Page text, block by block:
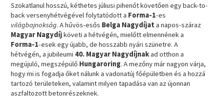
Szokatlanul hosszú, kéthetes júliusi pihenőt követően egy back-to-
back versenyhétvégével folytatódott a Forma-1-es
világbajnokság. A hűvös-esős Belga Nagydíjat a napos-száraz
Magyar Nagydíjköveti a hétvégén, mielőtt elmennének a
Forma-1-esek egy újabb, de hosszabb nyári szünetre. A
hétvégén, a jubileumi 40. Magyar Nagydíjnakad otthon a
megújuló, megszépülő Hungaroring. A mezőny már nagyon várja,
hogy mi is fogadja őket nálunk a vadonatúj főépületben és a hozzá
tartozó területeken, valamint milyen tapadása van az újonnan
aszfaltozott betonrészeknek.